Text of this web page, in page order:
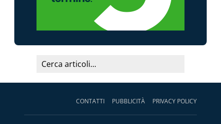
CONTATTI PUBBLICITÀ PRIVACY POLICY